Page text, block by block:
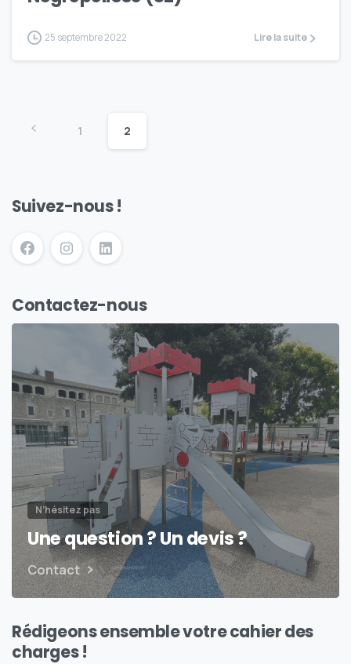
25 septembre 2022 Lire la suite
1 2
Suivez-nous !
Contactez-nous
N’hésitez pas
Une question ? Un devis ?
Contact
Rédigeons ensemble votre cahier des
charges !